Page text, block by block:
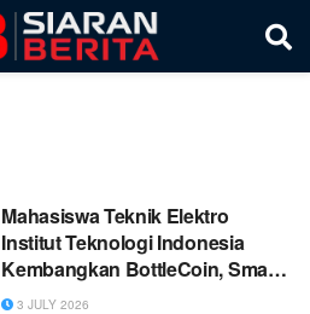
Mahasiswa Teknik Elektro
Institut Teknologi Indonesia
Kembangkan BottleCoin, Smart
Bottle Collection Station
3 JULY 2026